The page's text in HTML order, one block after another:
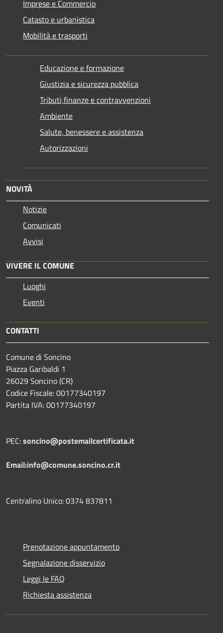
Imprese e Commercio
Catasto e urbanistica
Mobilità e trasporti
Educazione e formazione
Giustizia e sicurezza pubblica
Tributi,finanze e contravvenzioni
Ambiente
Salute, benessere e assistenza
Autorizzazioni
NOVITÀ
Notizie
Comunicati
Avvisi
VIVERE IL COMUNE
Luoghi
Eventi
CONTATTI
Comune di Soncino
Piazza Garibaldi 1
26029 Soncino (CR)
Codice Fiscale: 00177340197
Partita IVA: 00177340197
PEC:soncino@postemailcertificata.it
Email:info@comune.soncino.cr.it
Centralino Unico: 0374 837811
Prenotazione appuntamento
Segnalazione disservizio
Leggi le FAQ
Richiesta assistenza